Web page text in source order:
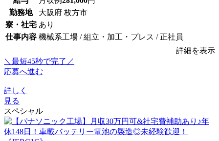
勤務地
大阪府 枚方市
寮・社宅 あり
仕事内容 機械系工場 / 組立・加工・プレス / 正社員
詳細を表示
＼最短45秒で完了／
応募へ進む
詳しく
見る
スペシャル